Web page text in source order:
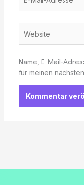
Mail-
Name, E-Mail-
für meinen